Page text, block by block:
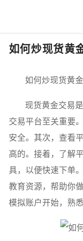
如何炒现货黄
如何炒现货黄
现货黄金交易
交易平台至关重要
安全。其次，查看
高的。接着，了解
具，以便快速下单
教育资源，帮助你
模拟账户开始，熟